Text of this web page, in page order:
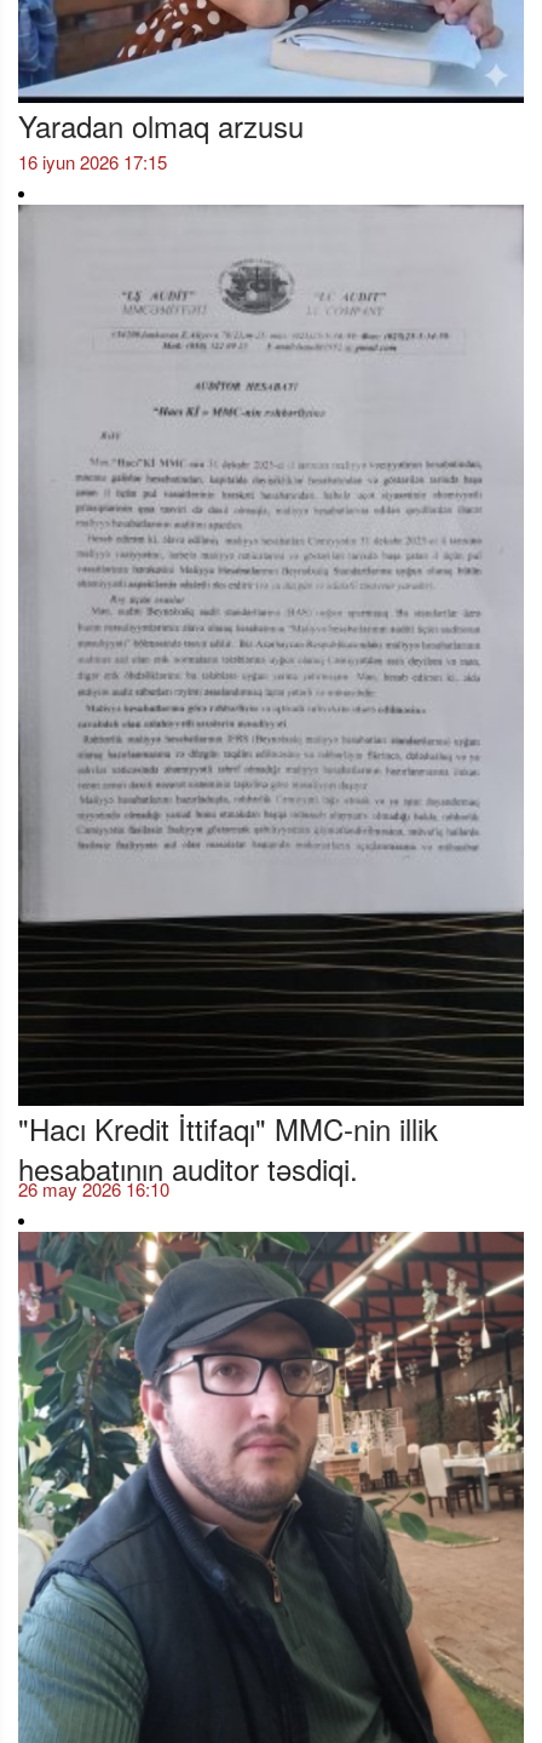
Yaradan olmaq arzusu
16 iyun 2026 17:15
"Hacı Kredit İttifaqı" MMC-nin illik
hesabatının auditor təsdiqi.
26 may 2026 16:10